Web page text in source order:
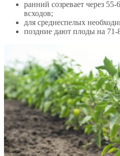
ранний созревает через
всходов;
для среднеспелых
поздние дают плоды на 71-